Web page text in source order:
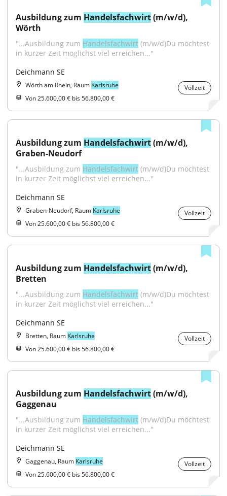
Ausbildung zum Handelsfachwirt (m/w/d),
Wörth
"...Ausbildung zum Handelsfachwirt (m/w/d)Du möchtest
in kurzer Zeit möglichst viel erreichen..."
Deichmann SE
Wörth am Rhein, Raum Karlsruhe
Vollzeit
Von 25.600,00 € bis 56.800,00 €
Ausbildung zum Handelsfachwirt (m/w/d),
Graben-Neudorf
"...Ausbildung zum Handelsfachwirt (m/w/d)Du möchtest
in kurzer Zeit möglichst viel erreichen..."
Deichmann SE
Graben-Neudorf, Raum Karlsruhe
Vollzeit
Von 25.600,00 € bis 56.800,00 €
Ausbildung zum Handelsfachwirt (m/w/d),
Bretten
"...Ausbildung zum Handelsfachwirt (m/w/d)Du möchtest
in kurzer Zeit möglichst viel erreichen..."
Deichmann SE
Bretten, Raum Karlsruhe
Vollzeit
Von 25.600,00 € bis 56.800,00 €
Ausbildung zum Handelsfachwirt (m/w/d),
Gaggenau
"...Ausbildung zum Handelsfachwirt (m/w/d)Du möchtest
in kurzer Zeit möglichst viel erreichen..."
Deichmann SE
Gaggenau, Raum Karlsruhe
Vollzeit
Von 25.600,00 € bis 56.800,00 €